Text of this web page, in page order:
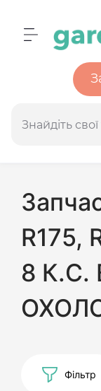
R175,
8 К.С.
Фільтр